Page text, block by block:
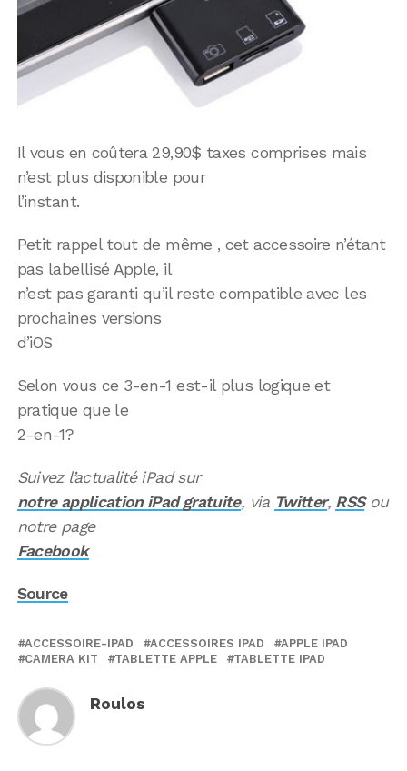
Il vous en coûtera 29,90$ taxes comprises mais
n’est plus disponible pour
l’instant.
Petit rappel tout de même , cet accessoire n’étant
pas labellisé Apple, il
n’est pas garanti qu’il reste compatible avec les
prochaines versions
d’iOS
Selon vous ce 3-en-1 est-il plus logique et
pratique que le
2-en-1?
Suivez l’actualité iPad sur
notre application iPad gratuite, via Twitter, RSSou
notre page
Facebook
Source
ACCESSOIRE-IPAD ACCESSOIRES IPAD
APPLE IPAD
CAMERA KIT
TABLETTE APPLE TABLETTE IPAD
Roulos